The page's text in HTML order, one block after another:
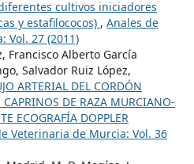
cultivos iniciadores
y estafilococos) , Anales de
Vol. 27 (2011)
Francisco Alberto García
Salvador Ruiz López,
ARTERIAL DEL CORDÓN
DE RAZA MURCIANO-
ECOGRAFÍA DOPPLER
Veterinaria de Murcia: Vol. 36